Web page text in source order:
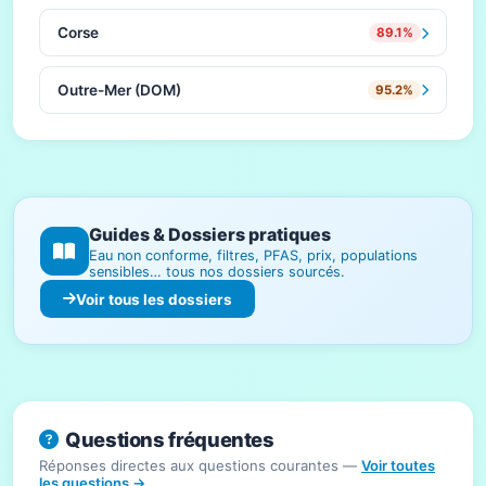
Corse 89.1%
Outre-Mer (DOM) 95.2%
Guides & Dossiers pratiques
Eau non conforme, filtres, PFAS, prix, populations
sensibles… tous nos dossiers sourcés.
Voir tous les dossiers
Questions fréquentes
Réponses directes aux questions courantes — Voir toutes